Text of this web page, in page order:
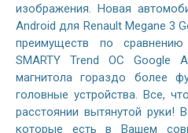
изображения. Новая
Android для Renault Megane 3
преимуществ по
SMARTY Trend ОС Google
магнитола гораздо более
головные устройства. Все,
расстоянии вытянутой руки!
которые есть в Вашем